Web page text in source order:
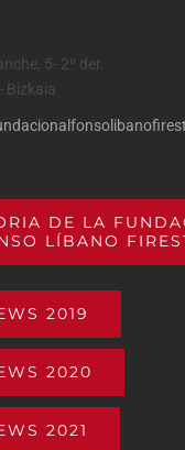
5- 2º der.
Bizkaia
DE LA
LÍBANO
2019
2020
2021